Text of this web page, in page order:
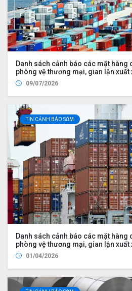
Danh sách cảnh báo các mặt hàng
phòng vệ thương mại, gian lận xuất
pháp09/07/2026
TIN CẢNH BÁO SỚM
Danh sách cảnh báo các mặt hàng
phòng vệ thương mại, gian lận xuất
pháp01/04/2026